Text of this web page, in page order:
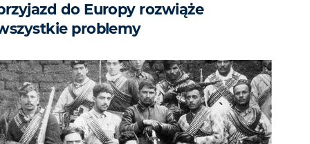
do Europy rozwiąże
problemy